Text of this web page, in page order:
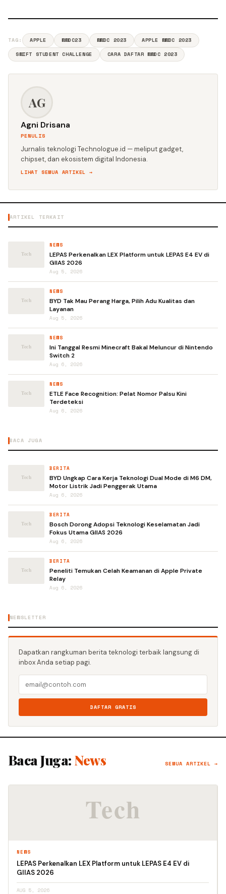
TAG: APPLE WWDC23 WWDC 2023
APPLE WWDC 2023
SWIFT STUDENT CHALLENGE
CARA DAFTAR WWDC 2023
AG
Agni Drisana
PENULIS
Jurnalis teknologi Technologue.id — meliput gadget,
chipset, dan ekosistem digital Indonesia.
LIHAT SEMUA ARTIKEL →
ARTIKEL TERKAIT
NEWS
LEPAS Perkenalkan LEX Platform untuk LEPAS E4 EV di
GIIAS 2026
Aug 5, 2026
NEWS
BYD Tak Mau Perang Harga, Pilih Adu Kualitas dan
Layanan
Aug 5, 2026
NEWS
Ini Tanggal Resmi Minecraft Bakal Meluncur di Nintendo
Switch 2
Aug 6, 2026
NEWS
ETLE Face Recognition: Pelat Nomor Palsu Kini
Terdeteksi
Aug 6, 2026
BACA JUGA
BERITA
BYD Ungkap Cara Kerja Teknologi Dual Mode di M6 DM,
Motor Listrik Jadi Penggerak Utama
Aug 6, 2026
BERITA
Bosch Dorong Adopsi Teknologi Keselamatan Jadi
Fokus Utama GIIAS 2026
Aug 6, 2026
BERITA
Peneliti Temukan Celah Keamanan di Apple Private
Relay
Aug 6, 2026
NEWSLETTER
Dapatkan rangkuman berita teknologi terbaik langsung di
inbox Anda setiap pagi.
DAFTAR GRATIS
Baca Juga: News SEMUA ARTIKEL →
NEWS
LEPAS Perkenalkan LEX Platform untuk LEPAS E4 EV di
GIIAS 2026
AUG 5, 2026